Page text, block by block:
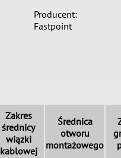
Producent:
Fastpoint
Zakres
średnicy
wiązki
kablowej
Średnica
otworu
montażowego